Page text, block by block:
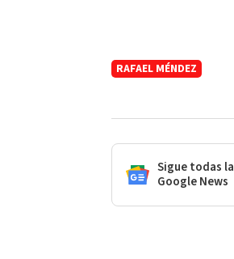
RAFAEL MÉNDEZ
Sigue todas
Google News